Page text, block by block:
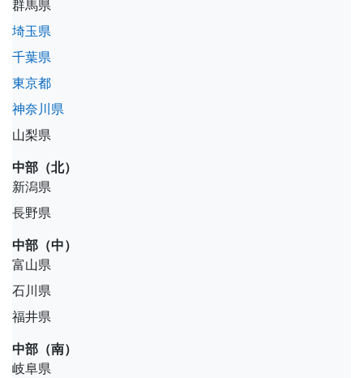
群馬県
埼玉県
千葉県
東京都
神奈川県
山梨県
中部（北）
新潟県
長野県
中部（中）
富山県
石川県
福井県
中部（南）
岐阜県